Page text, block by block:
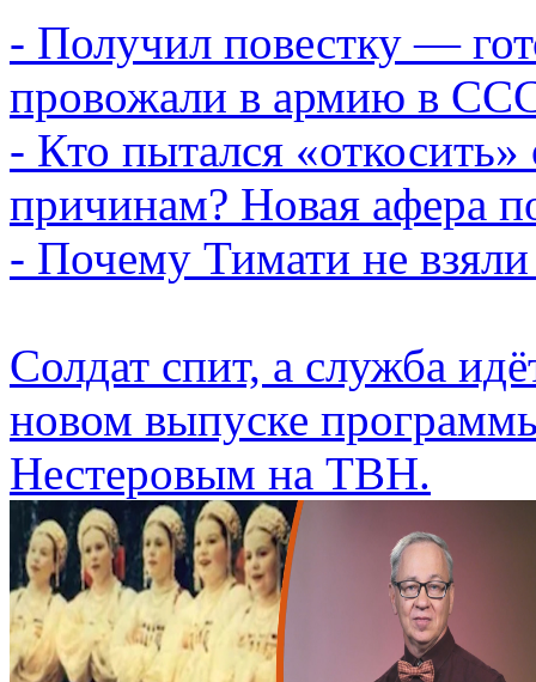
- Получил повестку —
провожали в армию в
- Кто пытался
причинам? Новая афера
- Почему Тимати не
Солдат спит, а служба
новом выпуске
Нестеровым на ТВН.